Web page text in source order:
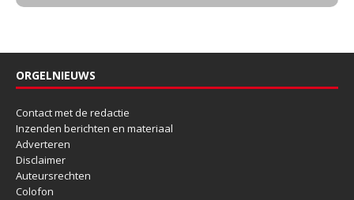
ORGELNIEUWS
Contact met de redactie
Inzenden berichten en materiaal
Adverteren
Disclaimer
Auteursrechten
Colofon